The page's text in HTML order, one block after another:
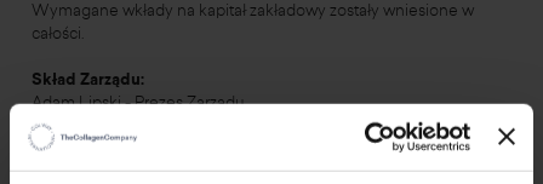
Wymagane wkłady na kapitał zakładowy zostały wniesione w
całości.
Skład Zarządu:
Adam Lipski - Prezes Zarządu
Daria Wasiluk - Wice Prezes Zarządu
Do składania oświadczeń woli w zakresie praw i obowiązków